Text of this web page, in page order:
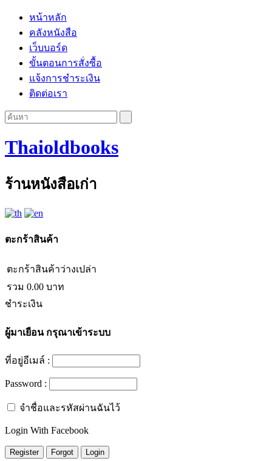
หน้าหลัก
คลังหนังสือ
เว็บบอร์ด
ขั้นตอนการสั่งซื้อ
แจ้งการชำระเงิน
ติดต่อเรา
Thaioldbooks
ร้านหนังสือเก่า
ตะกร้าสินค้า
ตะกร้าสินค้าว่างเปล่า
รวม 0.00 บาท
ชำระเงิน
ผู้มาเยือนกรุณาเข้าระบบ
ที่อยู่อีเมล์ :
Password :
จำชื่อและรหัสผ่านฉันไว้
Login With Facebook